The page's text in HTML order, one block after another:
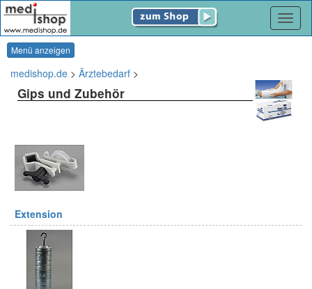
Menü anzeigen
medishop.de > Ärztebedarf >
Gips und Zubehör
Extension